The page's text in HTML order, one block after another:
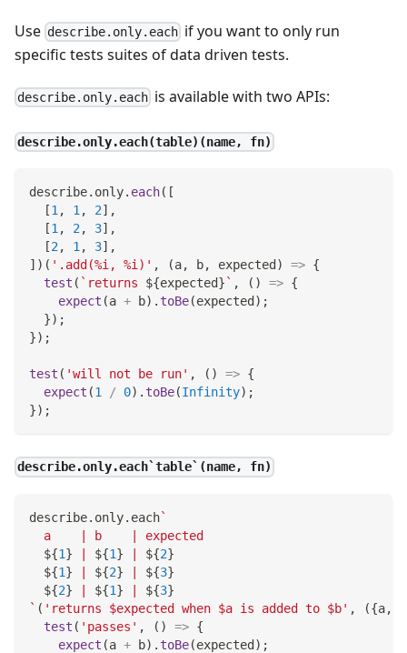
Use describe.only.each if you want to only run
specific tests suites of data driven tests.
describe.only.each is available with two APIs:
describe.only.each(table)(name, fn)
describe. only. each( [
[1 , 1 , 2] ,
[1 , 2, 3] ,
[2, 1 , 3] ,
] ) ( '.add(%i, %i)' , (a, b, expected ) => {
test ( ` returns ${expected} ` , ( ) => {
expect (a + b) . toBe(expected ) ;
}) ;
}) ;
test ( 'will not be run' , ( ) => {
expect (1 / 0) . toBe(Infinity) ;
}) ;
describe.only.each`table`(name, fn)
describe. only. each`
  a    | b    | expected
${1} | ${1} | ${2}
${1} | ${2} | ${3}
${2} | ${1} | ${3}
` ( 'returns $expected when $a is added to $b' , ({a,
test ( 'passes' , ( ) => {
expect (a + b) . toBe(expected) ;